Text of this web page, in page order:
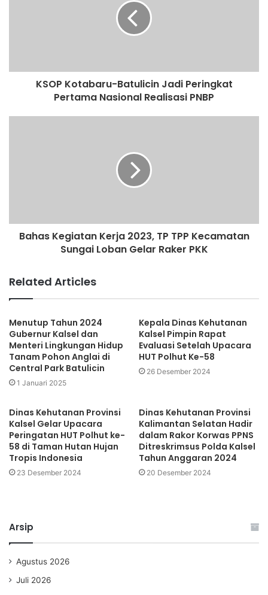
KSOP Kotabaru-Batulicin Jadi Peringkat
Pertama Nasional Realisasi PNBP
Bahas Kegiatan Kerja 2023, TP TPP Kecamatan
Sungai Loban Gelar Raker PKK
Related Articles
Menutup Tahun 2024
Gubernur Kalsel dan
Menteri Lingkungan Hidup
Tanam Pohon Anglai di
Central Park Batulicin
1 Januari 2025
Kepala Dinas Kehutanan
Kalsel Pimpin Rapat
Evaluasi Setelah Upacara
HUT Polhut Ke-58
26 Desember 2024
Dinas Kehutanan Provinsi
Kalsel Gelar Upacara
Peringatan HUT Polhut ke-
58 di Taman Hutan Hujan
Tropis Indonesia
23 Desember 2024
Dinas Kehutanan Provinsi
Kalimantan Selatan Hadir
dalam Rakor Korwas PPNS
Ditreskrimsus Polda Kalsel
Tahun Anggaran 2024
20 Desember 2024
Arsip
Agustus 2026
Juli 2026